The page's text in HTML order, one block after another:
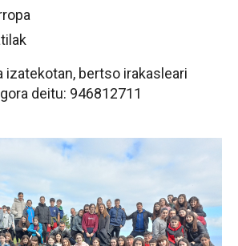
izatekotan, bertso irakasleari
deitu: 946812711